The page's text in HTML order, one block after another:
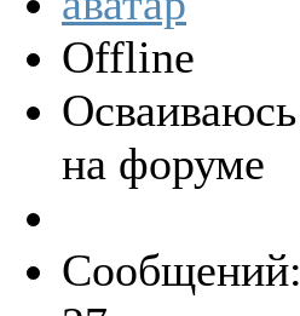
Offline
Осваиваюсь
на форуме
Сообщений: